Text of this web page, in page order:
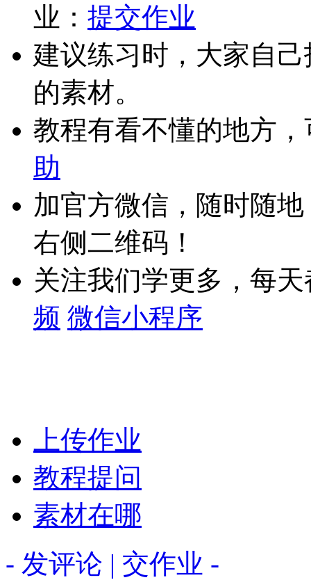
业： 提交作业
建议练习时，大家自
的素材。
教程有看不懂的地方
助
加官方微信，随时随
右侧二维码！
关注我们学更多，每
频 微信小程序
上传作业
教程提问
素材在哪
- 发评论 | 交作业 -